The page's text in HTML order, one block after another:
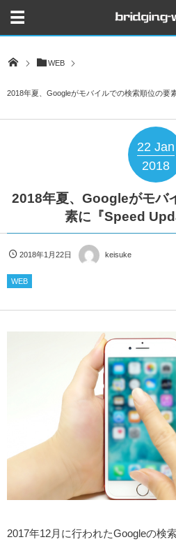
WEB
2018年夏、Googleがモバイルでの検索順位の要
22 Jan
2018
2018年夏、Googleがモバ
素に『Speed
2018年1月22日 keisuke
WEB
2017年12月に行われたGoogleの検